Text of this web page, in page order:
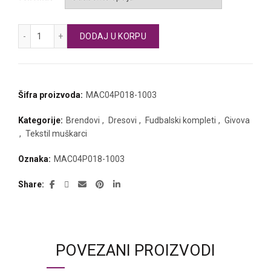
bila:
1.900 RSD.
1.680 RSD.
GIVOVA fudbalski dres i šorts REVOLUTION količina
DODAJ U KORPU
Šifra proizvoda: MAC04P018-1003
Kategorije: Brendovi , Dresovi , Fudbalski kompleti , Givova
, Tekstil muškarci
Oznaka: MAC04P018-1003
Share
POVEZANI PROIZVODI